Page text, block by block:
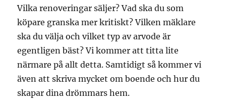
Vilka renoveringar säljer? Vad ska du som
köpare granska mer kritiskt? Vilken mäklare
ska du välja och vilket typ av arvode är
egentligen bäst? Vi kommer att titta lite
närmare på allt detta. Samtidigt så kommer vi
även att skriva mycket om boende och hur du
skapar dina drömmars hem.